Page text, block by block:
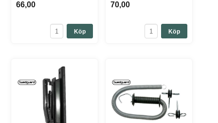
66,00
Köp
70,00
Köp